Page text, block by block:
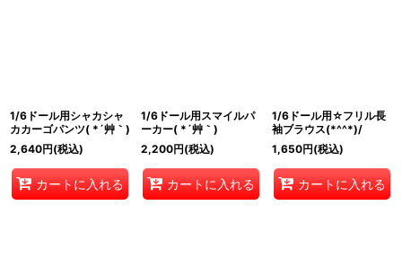
絞り込む
1/6ドール用シャカシャ
カカーゴパンツ( *´艸｀)
2,640円(税込)
カートに入れる
1/6ドール用スマイルパ
ーカー( *´艸｀)
2,200円(税込)
カートに入れる
1/6ドール用☆フリル長
袖ブラウス(*^^*)/
1,650円(税込)
カートに入れる